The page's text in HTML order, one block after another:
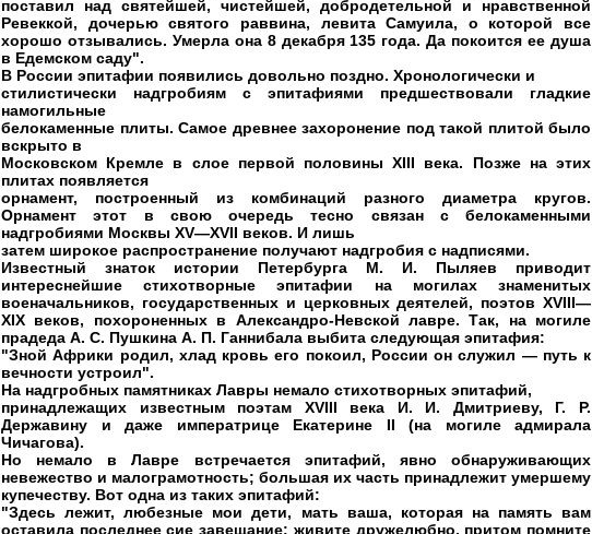
поставил над святейшей, чистейшей, добродетельной и нравственной
Ревеккой, дочерью святого раввина, левита Самуила, о которой все
хорошо отзывались. Умерла она 8 декабря 135 года. Да покоится ее душа
в Едемском саду".
В России эпитафии появились довольно поздно. Хронологически и
стилистически надгробиям с эпитафиями предшествовали гладкие
намогильные
белокаменные плиты. Самое древнее захоронение под такой плитой было
вскрыто в
Московском Кремле в слое первой половины XIII века. Позже на этих
плитах появляется
орнамент, построенный из комбинаций разного диаметра кругов.
Орнамент этот в свою очередь тесно связан с белокаменными
надгробиями Москвы XV—XVII веков. И лишь
затем широкое распространение получают надгробия с надписями.
Известный знаток истории Петербурга М. И. Пыляев приводит
интереснейшие стихотворные эпитафии на могилах знаменитых
военачальников, государственных и церковных деятелей, поэтов XVIII—
XIX веков, похороненных в Александро-Невской лавре. Так, на могиле
прадеда А. С. Пушкина А. П. Ганнибала выбита следующая эпитафия:
"Зной Африки родил, хлад кровь его покоил, России он служил — путь к
вечности устроил".
На надгробных памятниках Лавры немало стихотворных эпитафий,
принадлежащих известным поэтам XVIII века И. И. Дмитриеву, Г. Р.
Державину и даже императрице Екатерине II (на могиле адмирала
Чичагова).
Но немало в Лавре встречается эпитафий, явно обнаруживающих
невежество и малограмотность; большая их часть принадлежит умершему
купечеству. Вот одна из таких эпитафий:
"Здесь лежит, любезные мои дети, мать ваша, которая на память вам
оставила последнее сие завещание: живите дружелюбно, притом помните